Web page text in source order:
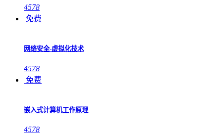
4578
免费
网络安全-虚拟化技术
4578
免费
嵌入式计算机工作原理
4578